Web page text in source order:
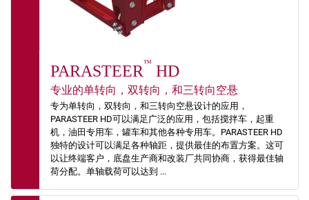
PARASTEER™ HD
专业的单转向，双转向，和三转向空悬
专为单转向，双转向，和三转向空悬设计的应用，
PARASTEER HD可以满足广泛的应用，包括搅拌车，起重
机，油田专用车，罐车和其他各种专用车。PARASTEER HD
独特的设计可以满足各种轴距，提供最佳的布置方案。这可
以让终端客户，底盘生产商和改装厂共同协商，获得最佳轴
荷分配。单轴载荷可以达到 ...